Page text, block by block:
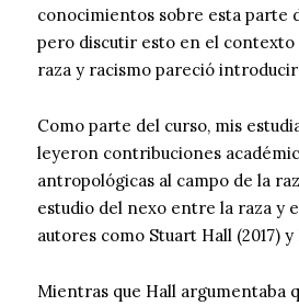
conocimientos sobre esta parte
pero discutir esto en el contexto
raza y racismo pareció
Como parte del curso, mis
leyeron contribuciones
antropológicas al campo de la
estudio del nexo entre la raza y
autores como Stuart Hall (2017) y
Mientras que Hall argumentaba